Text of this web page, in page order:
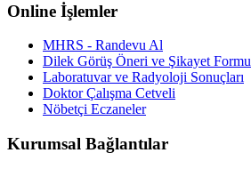
Online İşlemler
MHRS - Randevu Al
Dilek Görüş Öneri ve Şikayet Formu
Laboratuvar ve Radyoloji Sonuçları
Doktor Çalışma Cetveli
Nöbetçi Eczaneler
Kurumsal Bağlantılar